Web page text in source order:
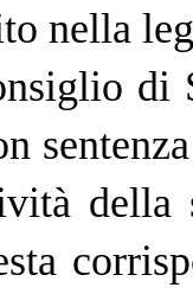
nella
di
della